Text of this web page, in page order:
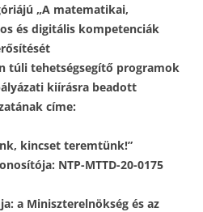
„A matematikai,
és digitális kompetenciák
túli tehetségsegítő programok
kiírásra beadott
címe:
kincset teremtünk!”
NTP-MTTD-20-0175
a Miniszterelnökség és az